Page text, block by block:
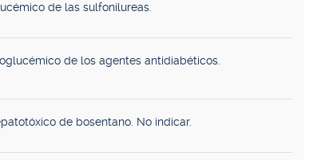
de las sulfonilureas.
de los agentes antidiabéticos.
de bosentano. No indicar.